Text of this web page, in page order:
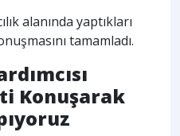
alanında yaptıkları
tamamladı.
Konuşarak